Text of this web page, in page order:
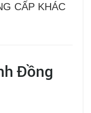
CẤP KHÁC
Đồng